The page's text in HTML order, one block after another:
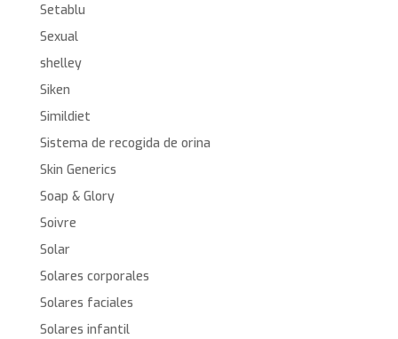
Setablu
Sexual
shelley
Siken
Simildiet
Sistema de recogida de orina
Skin Generics
Soap & Glory
Soivre
Solar
Solares corporales
Solares faciales
Solares infantil